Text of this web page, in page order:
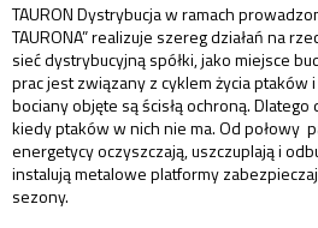
TAURON Dystrybucja w ramach
TAURONA” realizuje szereg działań na
sieć dystrybucyjną spółki, jako miejsce
prac jest związany z cyklem życia
bociany objęte są ścisłą ochroną.
kiedy ptaków w nich nie ma. Od połowy
energetycy oczyszczają, uszczuplają i
instalują metalowe platformy
sezony.